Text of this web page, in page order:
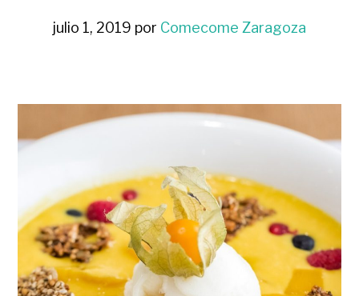
julio 1, 2019 por Comecome Zaragoza